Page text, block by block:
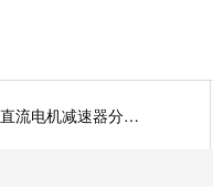
传动和结构特点下的直流电机减速器分类，深圳电机减速器电机厂家为您揭秘